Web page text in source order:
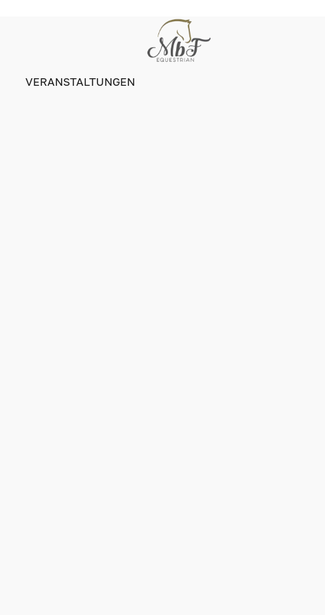
VERANSTALTUNGEN